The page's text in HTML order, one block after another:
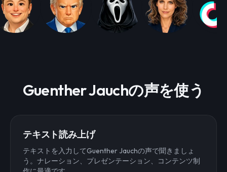
Guenther Jauchの声を使う
テキスト読み上げ
テキストを入力してGuenther Jauchの声で聞きましょ
う。ナレーション、プレゼンテーション、コンテンツ制